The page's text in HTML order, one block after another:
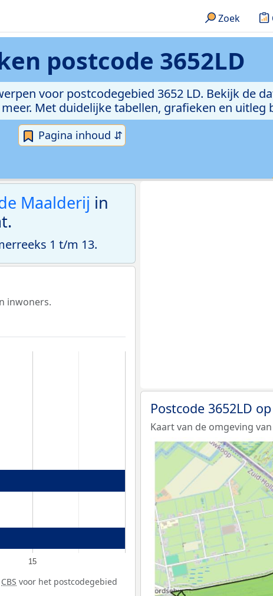
Zoek
postcode 3652LD
voor postcodegebied 3652 LD. Bekijk de
Met duidelijke tabellen, grafieken en uitleg
Pagina inhoud ⇵
Maalderij in
1 t/m 13.
inwoners.
15
CBS voor het postcodegebied
Postcode 3652LD
Kaart van de omgeving